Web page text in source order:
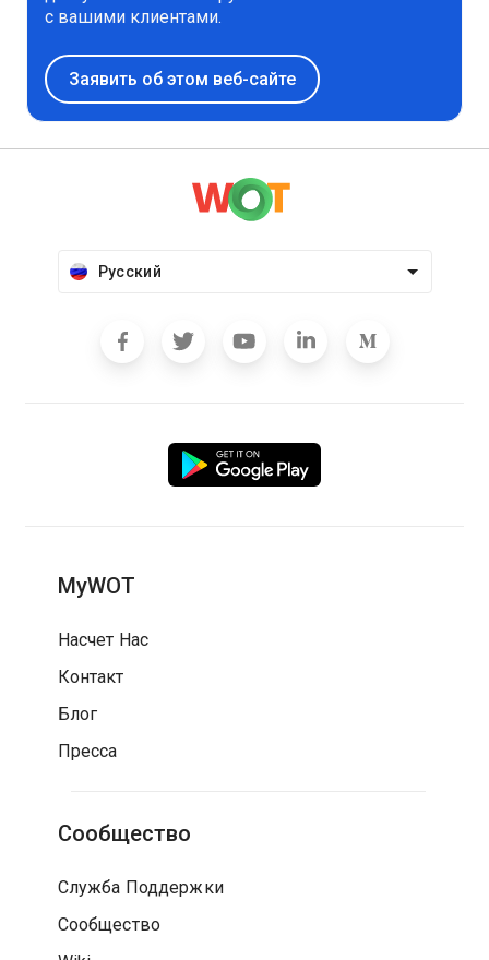
с вашими клиентами.
Заявить об этом веб-сайте
Русский
MyWOT
Насчет Нас
Контакт
Блог
Пресса
Сообщество
Служба Поддержки
Сообщество